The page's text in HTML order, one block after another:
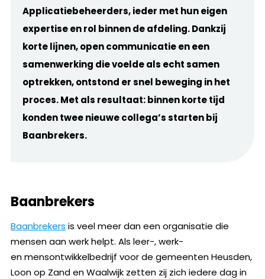
Applicatiebeheerders, ieder met hun eigen
expertise en rol binnen de afdeling. Dankzij
korte lijnen, open communicatie en een
samenwerking die voelde als echt samen
optrekken, ontstond er snel beweging in het
proces. Met als resultaat: binnen korte tijd
konden twee nieuwe collega’s starten bij
Baanbrekers.
Baanbrekers
Baanbrekers is veel meer dan een organisatie die
mensen aan werk helpt. Als leer-, werk-
en mensontwikkelbedrijf voor de gemeenten Heusden,
Loon op Zand en Waalwijk zetten zij zich iedere dag in